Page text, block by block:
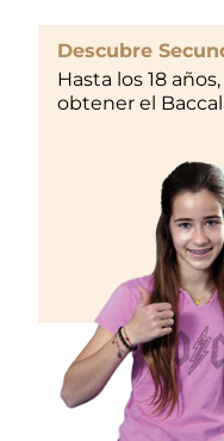
Descubre
Hasta los 18
obtener el